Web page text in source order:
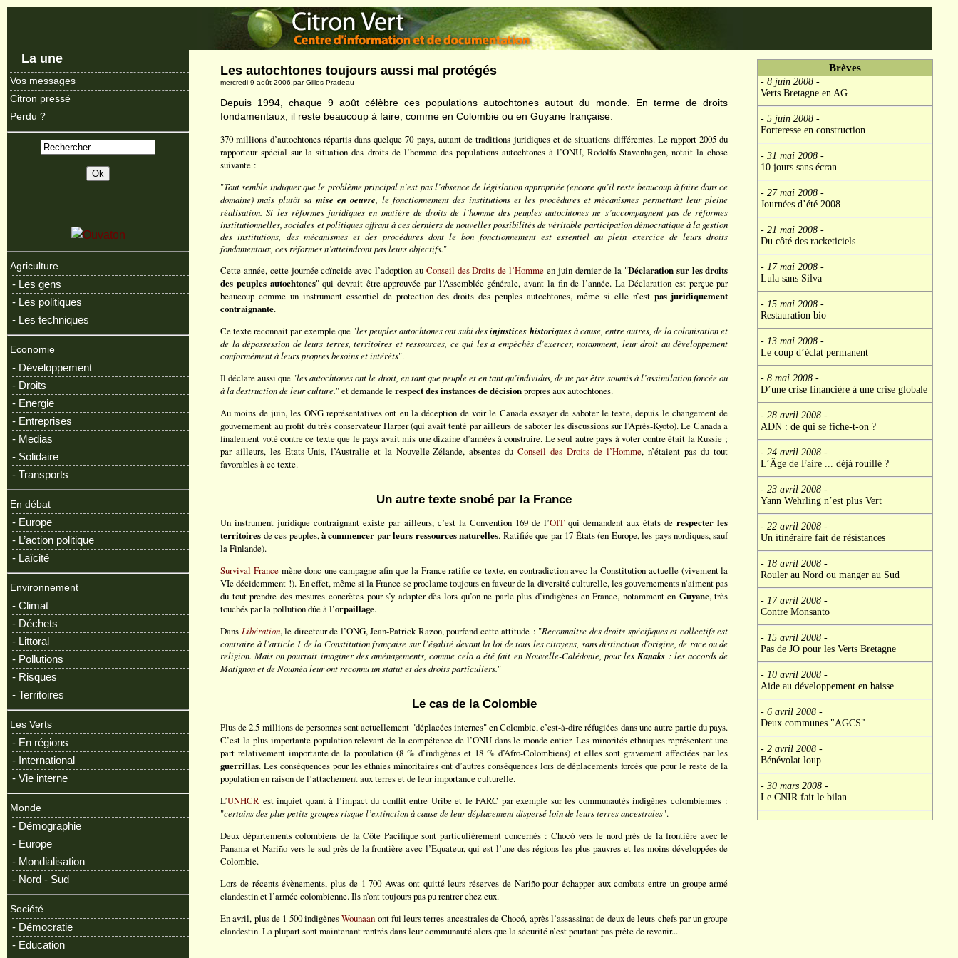
La une
Vos messages
Citron pressé
Perdu ?
Agriculture
- Les gens
- Les politiques
- Les techniques
Economie
- Développement
- Droits
- Energie
- Entreprises
- Medias
- Solidaire
- Transports
En débat
- Europe
- L’action politique
- Laïcité
Environnement
- Climat
- Déchets
- Littoral
- Pollutions
- Risques
- Territoires
Les Verts
- En régions
- International
- Vie interne
Monde
- Démographie
- Europe
- Mondialisation
- Nord - Sud
Société
- Démocratie
- Education
Les autochtones toujours aussi mal protégés
mercredi 9 août 2006.par Gilles Pradeau
Depuis 1994, chaque 9 août célèbre ces populations autochtones autout du monde. En terme de droits
fondamentaux, il reste beaucoup à faire, comme en Colombie ou en Guyane française.
370 millions d’autochtones répartis dans quelque 70 pays, autant de traditions juridiques et de situations différentes. Le rapport 2005 du
rapporteur spécial sur la situation des droits de l’homme des populations autochtones à l’ONU, Rodolfo Stavenhagen, notait la chose
suivante :
"Tout semble indiquer que le problème principal n’est pas l’absence de législation appropriée (encore qu’il reste beaucoup à faire dans ce
domaine) mais plutôt sa mise en oeuvre , le fonctionnement des institutions et les procédures et mécanismes permettant leur pleine
réalisation. Si les réformes juridiques en matière de droits de l’homme des peuples autochtones ne s’accompagnent pas de réformes
institutionnelles, sociales et politiques offrant à ces derniers de nouvelles possibilités de véritable participation démocratique à la gestion
des institutions, des mécanismes et des procédures dont le bon fonctionnement est essentiel au plein exercice de leurs droits
fondamentaux, ces réformes n’atteindront pas leurs objectifs."
Cette année, cette journée coïncide avec l’adoption au Conseil des Droits de l’Homme en juin dernier de la "Déclaration sur les droits
des peuples autochtones" qui devrait être approuvée par l’Assemblée générale, avant la fin de l’année. La Déclaration est perçue par
beaucoup comme un instrument essentiel de protection des droits des peuples autochtones, même si elle n’est pas juridiquement
contraignante.
Ce texte reconnait par exemple que "les peuples autochtones ont subi desinjustices historiquesà cause, entre autres, de la colonisation et
de la dépossession de leurs terres, territoires et ressources, ce qui les a empêchés d’exercer, notamment, leur droit au développement
conformément à leurs propres besoins et intérêts".
Il déclare aussi que "les autochtones ont le droit, en tant que peuple et en tant qu’individus, de ne pas être soumis à l’assimilation forcée ou
à la destruction de leur culture." et demande lerespect des instances de décisionpropres aux autochtones.
Au moins de juin, les ONG représentatives ont eu la déception de voir le Canada essayer de saboter le texte, depuis le changement de
gouvernement au profit du très conservateur Harper (qui avait tenté par ailleurs de saboter les discussions sur l’Après-Kyoto). Le Canada a
finalement voté contre ce texte que le pays avait mis une dizaine d’années à construire. Le seul autre pays à voter contre était la Russie ;
par ailleurs, les Etats-Unis, l’Australie et la Nouvelle-Zélande, absentes duConseil des Droits de l’Homme, n’étaient pas du tout
favorables à ce texte.
Un autre texte snobé par la France
Un instrument juridique contraignant existe par ailleurs, c’est la Convention 169 de l’OITqui demandent aux états derespecter les
territoires de ces peuples,à commencer par leurs ressources naturelles. Ratifiée que par 17 États (en Europe, les pays nordiques, sauf
la Finlande).
Survival-France mène donc une campagne afin que la France ratifie ce texte, en contradiction avec la Constitution actuelle (vivement la
VIe décidemment !). En effet, même si la France se proclame toujours en faveur de la diversité culturelle, les gouvernements n’aiment pas
du tout prendre des mesures concrètes pour s’y adapter dès lors qu’on ne parle plus d’indigènes en France, notamment en Guyane, très
touchés par la pollution dûe à l’orpaillage.
Dans Libération, le directeur de l’ONG, Jean-Patrick Razon, pourfend cette attitude : "Reconnaître des droits spécifiques et collectifs est
contraire à l’article 1 de la Constitution française sur l’égalité devant la loi de tous les citoyens, sans distinction d’origine, de race ou de
religion. Mais on pourrait imaginer des aménagements, comme cela a été fait en Nouvelle-Calédonie, pour les Kanaks: les accords de
Matignon et de Nouméa leur ont reconnu un statut et des droits particuliers."
Le cas de la Colombie
Plus de 2,5 millions de personnes sont actuellement "déplacées internes" en Colombie, c’est-à-dire réfugiées dans une autre partie du pays.
C’est la plus importante population relevant de la compétence de l’ONU dans le monde entier. Les minorités ethniques représentent une
part relativement importante de la population (8 % d’indigènes et 18 % d’Afro-Colombiens) et elles sont gravement affectées par les
guerrillas. Les conséquences pour les ethnies minoritaires ont d’autres conséquences lors de déplacements forcés que pour le reste de la
population en raison de l’attachement aux terres et de leur importance culturelle.
L’UNHCR est inquiet quant à l’impact du conflit entre Uribe et le FARC par exemple sur les communautés indigènes colombiennes :
"certains des plus petits groupes risque l’extinction à cause de leur déplacement dispersé loin de leurs terres ancestrales".
Deux départements colombiens de la Côte Pacifique sont particulièrement concernés : Chocó vers le nord près de la frontière avec le
Panama et Nariño vers le sud près de la frontière avec l’Equateur, qui est l’une des régions les plus pauvres et les moins développées de
Colombie.
Lors de récents évènements, plus de 1 700 Awas ont quitté leurs réserves de Nariño pour échapper aux combats entre un groupe armé
clandestin et l’armée colombienne. Ils n’ont toujours pas pu rentrer chez eux.
En avril, plus de 1 500 indigènesWounaan ont fui leurs terres ancestrales de Chocó, après l’assassinat de deux de leurs chefs par un groupe
clandestin. La plupart sont maintenant rentrés dans leur communauté alors que la sécurité n’est pourtant pas prête de revenir...
Brèves
- 8 juin 2008-
Verts Bretagne en AG
- 5 juin 2008-
Forteresse en construction
- 31 mai 2008-
10 jours sans écran
- 27 mai 2008-
Journées d’été 2008
- 21 mai 2008-
Du côté des racketiciels
- 17 mai 2008-
Lula sans Silva
- 15 mai 2008-
Restauration bio
- 13 mai 2008-
Le coup d’éclat permanent
- 8 mai 2008-
D’une crise financière à une crise globale
- 28 avril 2008-
ADN : de qui se fiche-t-on ?
- 24 avril 2008-
L’Âge de Faire ... déjà rouillé ?
- 23 avril 2008-
Yann Wehrling n’est plus Vert
- 22 avril 2008-
Un itinéraire fait de résistances
- 18 avril 2008-
Rouler au Nord ou manger au Sud
- 17 avril 2008-
Contre Monsanto
- 15 avril 2008-
Pas de JO pour les Verts Bretagne
- 10 avril 2008-
Aide au développement en baisse
- 6 avril 2008-
Deux communes "AGCS"
- 2 avril 2008-
Bénévolat loup
- 30 mars 2008-
Le CNIR fait le bilan